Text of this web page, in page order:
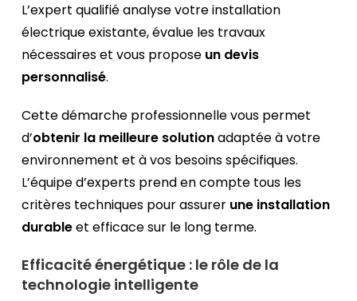
L’expert qualifié analyse votre installation
électrique existante, évalue les travaux
nécessaires et vous propose un devis
personnalisé.
Cette démarche professionnelle vous permet
d’obtenir la meilleure solutionadaptée à votre
environnement et à vos besoins spécifiques.
L’équipe d’experts prend en compte tous les
critères techniques pour assurer une installation
durableet efficace sur le long terme.
Efficacité énergétique : le rôle de la
technologie intelligente